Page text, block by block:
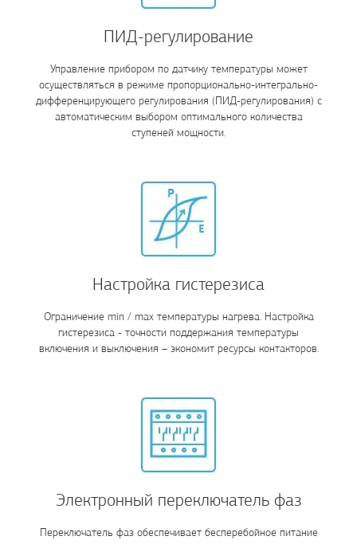
ПИД-регулирование
Управление прибором по датчику температуры может
осуществляться в режиме пропорционально-интегрально-
дифференцирующего регулирования (ПИД-регулирования) с
автоматическим выбором оптимального количества
ступеней мощности.
Настройка гистерезиса
Ограничение min / max температуры нагрева. Настройка
гистерезиса - точности поддержания температуры
включения и выключения – экономит ресурсы контакторов.
Электронный переключатель фаз
Переключатель фаз обеспечивает бесперебойное питание